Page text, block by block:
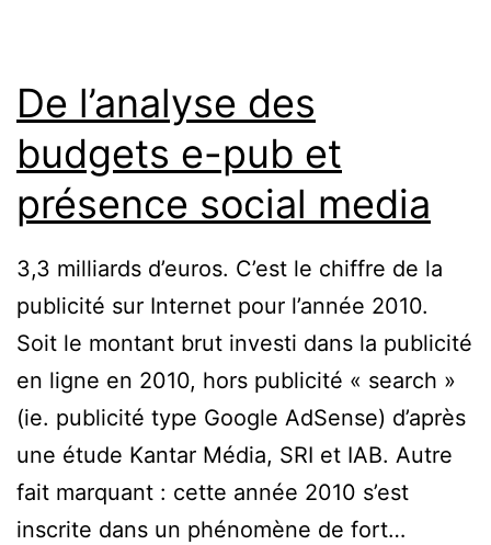
De l’analyse des
budgets e-pub et
présence social media
3,3 milliards d’euros. C’est le chiffre de la
publicité sur Internet pour l’année 2010.
Soit le montant brut investi dans la publicité
en ligne en 2010, hors publicité « search »
(ie. publicité type Google AdSense) d’après
une étude Kantar Média, SRI et IAB. Autre
fait marquant : cette année 2010 s’est
inscrite dans un phénomène de fort…